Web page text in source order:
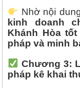
Nhờ nội
kinh doanh
Khánh Hòa tốt
pháp và minh
Chương 3:
pháp kê khai